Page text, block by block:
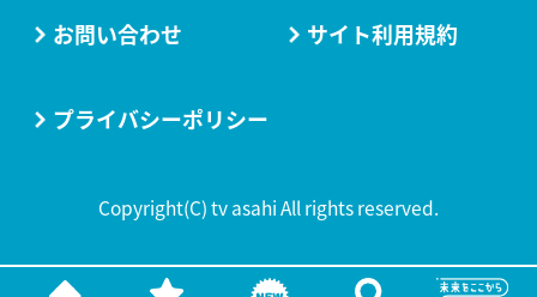
お問い合わせ サイト利用規約
プライバシーポリシー
Copyright(C) tv asahi All rights reserved.